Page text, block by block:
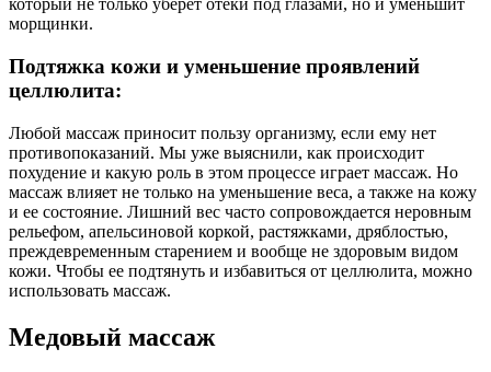
который не только уберет отеки под глазами, но и уменьшит
морщинки.
Подтяжка кожи и уменьшение проявлений
целлюлита:
Любой массаж приносит пользу организму, если ему нет
противопоказаний. Мы уже выяснили, как происходит
похудение и какую роль в этом процессе играет массаж. Но
массаж влияет не только на уменьшение веса, а также на кожу
и ее состояние. Лишний вес часто сопровождается неровным
рельефом, апельсиновой коркой, растяжками, дряблостью,
преждевременным старением и вообще не здоровым видом
кожи. Чтобы ее подтянуть и избавиться от целлюлита, можно
использовать массаж.
Медовый массаж